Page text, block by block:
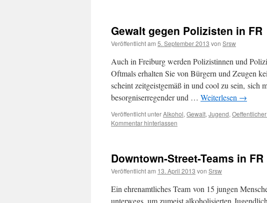
Gewalt gegen Polizisten in FR
Veröffentlicht am 5. September 2013 von Srsw
Auch in Freiburg werden Polizistinnen und
Oftmals erhalten Sie von Bürgern und Zeugen
scheint zeitgeistgemäß in und cool zu sein, sich
besorgniserregender und … Weiterlesen →
Veröffentlicht unterAlkohol, Gewalt, Jugend,
Kommentar hinterlassen
Downtown-Street-Teams in FR
Veröffentlicht am 13. April 2013 von Srsw
Ein ehrenamtliches Team von 15 jungen
unterwegs, um zumeist alkoholisierten